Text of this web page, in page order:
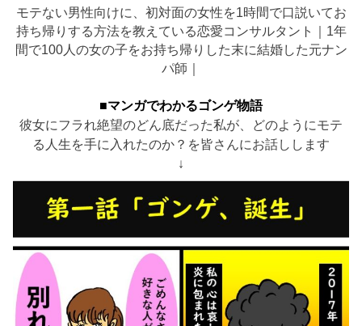
モテない男性向けに、初対面の女性を1時間で口説いてお
持ち帰りする方法を教えている恋愛コンサルタント｜1年
間で100人の女の子をお持ち帰りした末に結婚した元ナン
パ師｜
■マンガでわかるゴンゲ物語
彼女にフラれ絶望のどん底だった私が、どのようにモテ
る人生を手に入れたのか？を皆さんにお話しします
↓